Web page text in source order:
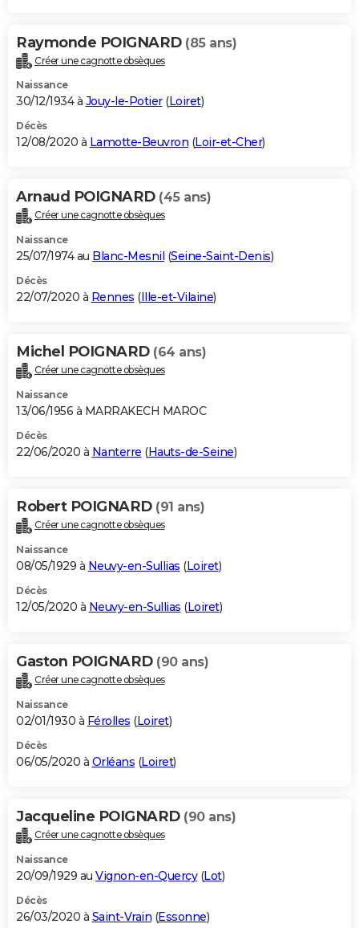
Raymonde POIGNARD (85 ans)
Créer une cagnotte obsèques
Naissance
30/12/1934 à Jouy-le-Potier(Loiret)
Décès
12/08/2020 à Lamotte-Beuvron (Loir-et-Cher)
Arnaud POIGNARD (45 ans)
Créer une cagnotte obsèques
Naissance
25/07/1974 au Blanc-Mesnil (Seine-Saint-Denis)
Décès
22/07/2020 à Rennes (Ille-et-Vilaine)
Michel POIGNARD (64 ans)
Créer une cagnotte obsèques
Naissance
13/06/1956 à MARRAKECH MAROC
Décès
22/06/2020 à Nanterre (Hauts-de-Seine)
Robert POIGNARD (91 ans)
Créer une cagnotte obsèques
Naissance
08/05/1929 à Neuvy-en-Sullias (Loiret)
Décès
12/05/2020 à Neuvy-en-Sullias (Loiret)
Gaston POIGNARD (90 ans)
Créer une cagnotte obsèques
Naissance
02/01/1930 à Férolles (Loiret)
Décès
06/05/2020 à Orléans (Loiret)
Jacqueline POIGNARD (90 ans)
Créer une cagnotte obsèques
Naissance
20/09/1929 au Vignon-en-Quercy(Lot)
Décès
26/03/2020 à Saint-Vrain (Essonne)